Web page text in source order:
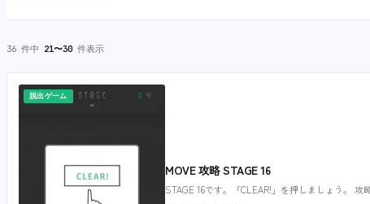
36 件中 21〜30 件表示
脱出ゲーム
MOVE 攻略 STAGE 16
STAGE 16です。「CLEAR!」を押しましょう。